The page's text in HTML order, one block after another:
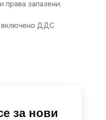
права запазени.
включено ДДС
за нови